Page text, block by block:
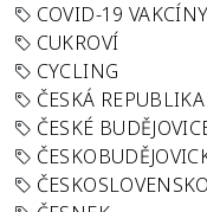
COVID-19 VAKCÍNY
CUKROVÍ
CYCLING
ČESKÁ REPUBLIKA
ČESKÉ
ČESKOSLOVENSKO